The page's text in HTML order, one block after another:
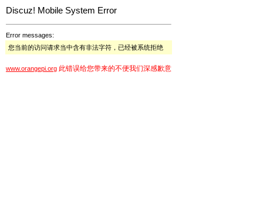
Discuz! Mobile System Error
Error messages:
您当前的访问请求当中含有非法字符，已经被系统拒绝
www.orangepi.org 此错误给您带来的不便我们深感歉意